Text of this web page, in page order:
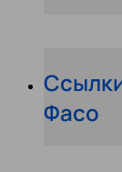
Фасо